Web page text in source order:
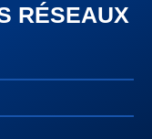
RÉSEAUX